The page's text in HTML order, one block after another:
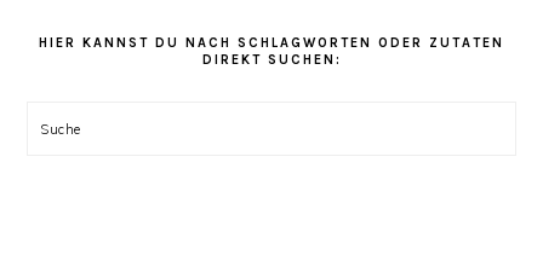
Kategorien
HIER KANNST DU NACH SCHLAGWORTEN ODER ZUTATEN
DIREKT SUCHEN:
Suche